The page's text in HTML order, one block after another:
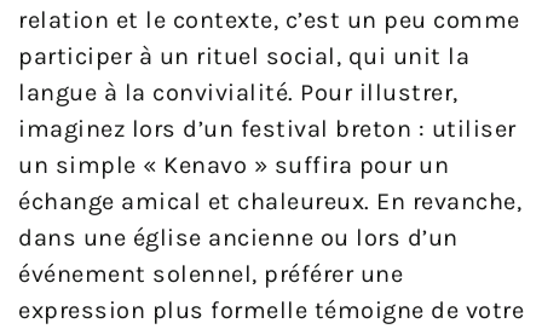
relation et le contexte, c’est un peu comme
participer à un rituel social, qui unit la
langue à la convivialité. Pour illustrer,
imaginez lors d’un festival breton : utiliser
un simple « Kenavo » suffira pour un
échange amical et chaleureux. En revanche,
dans une église ancienne ou lors d’un
événement solennel, préférer une
expression plus formelle témoigne de votre